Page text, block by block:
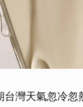
灣天氣忽冷忽